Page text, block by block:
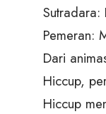
Sutradara:
Pemeran:
Dari
Hiccup,
Hiccup